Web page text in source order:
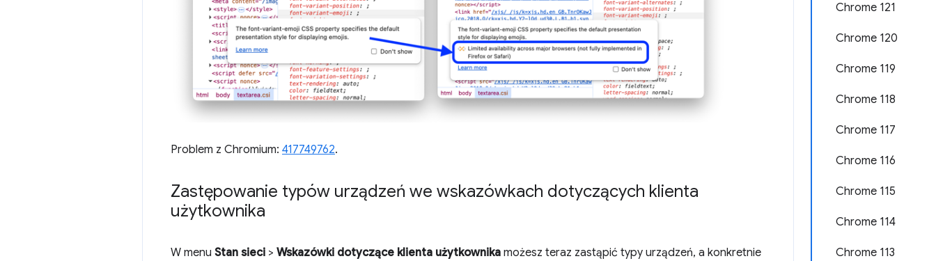
Chrome 121
Chrome 120
Chrome 119
Chrome 118
Chrome 117
Chrome 116
Chrome 115
Chrome 114
Chrome 113
Problem z Chromium: 417749762.
Zastępowanie typów urządzeń we wskazówkach dotyczących klienta
użytkownika
W menu Stan sieci > Wskazówki dotyczące klienta użytkownika możesz teraz zastąpić typy urządzeń, a konkretnie